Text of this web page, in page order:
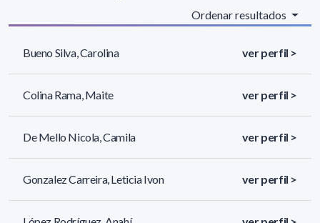
Ordenar resultados
Bueno Silva, Carolina ver perfil >
Colina Rama, Maite ver perfil >
De Mello Nicola, Camila ver perfil >
Gonzalez Carreira, Leticia Ivon ver perfil >